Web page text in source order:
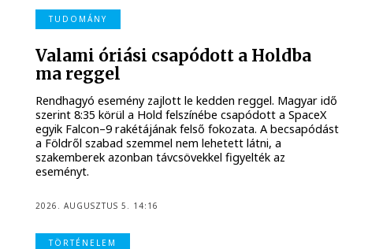
TUDOMÁNY
Valami óriási csapódott a Holdba
ma reggel
Rendhagyó esemény zajlott le kedden reggel. Magyar idő
szerint 8:35 körül a Hold felszínébe csapódott a SpaceX
egyik Falcon–9 rakétájának felső fokozata. A becsapódást
a Földről szabad szemmel nem lehetett látni, a
szakemberek azonban távcsövekkel figyelték az
eseményt.
2026. AUGUSZTUS 5. 14:16
TÖRTÉNELEM